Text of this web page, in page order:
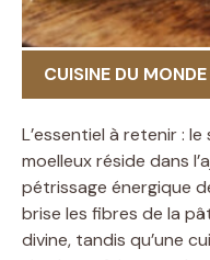
CUISINE DU MONDE
L’essentiel à retenir :
moelleux réside dans
pétrissage énergique
brise les fibres de la
divine, tandis qu’une